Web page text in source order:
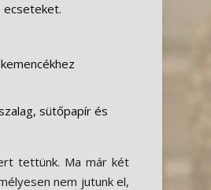
ecseteket.
sütőpapír és
tettünk. Ma már két
nem jutunk el,